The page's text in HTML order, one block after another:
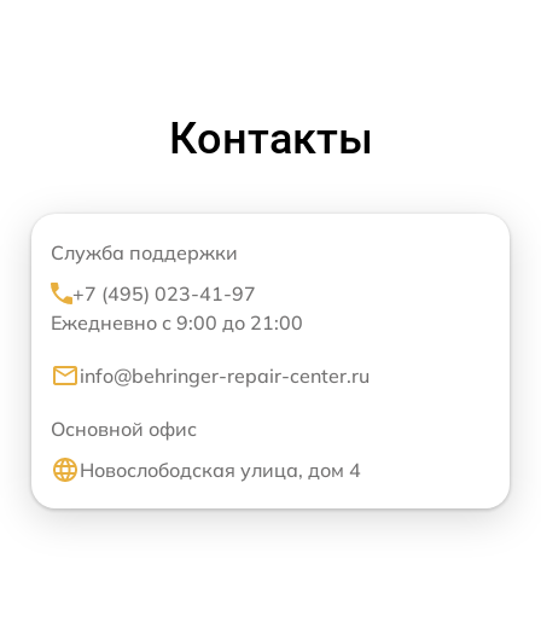
Контакты
Служба поддержки
+7 (495) 023-41-97
Ежедневно с 9:00 до 21:00
info@behringer-repair-center.ru
Основной офис
Новослободская улица, дом 4